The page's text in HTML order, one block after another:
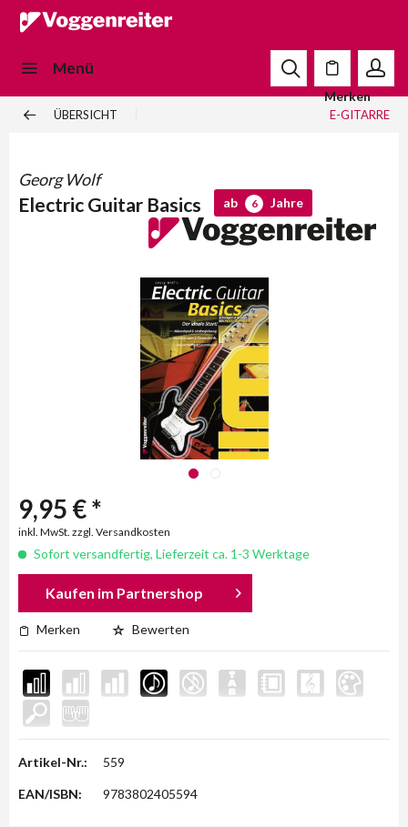
Menü
Merken
ÜBERSICHT E-GITARRE
Georg Wolf
Electric Guitar Basics ab 6 Jahre
9,95 € *
inkl. MwSt. zzgl. Versandkosten
Sofort versandfertig, Lieferzeit ca. 1-3 Werktage
Kaufen im Partnershop
Merken Bewerten
Artikel-Nr.: 559
EAN/ISBN: 9783802405594